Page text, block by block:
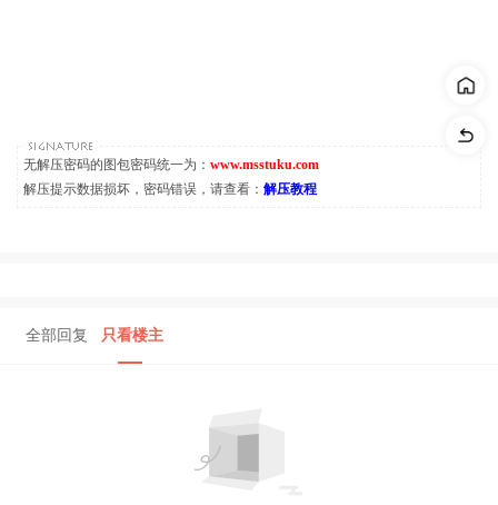
无解压密码的图包密码统一为： www.msstuku.com
解压提示数据损坏，密码错误，请查看： 解压教程
全部回复 只看楼主